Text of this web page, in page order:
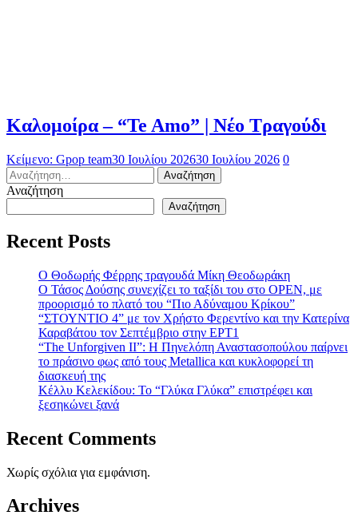
Καλομοίρα – “Te Amo” | Νέο Τραγούδι
Κείμενο: Gpop team30 Ιουλίου 202630 Ιουλίου 2026 0
Αναζήτηση
για:
Αναζήτηση
Αναζήτηση
Recent Posts
Ο Θοδωρής Φέρρης τραγουδά Μίκη Θεοδωράκη
Ο Τάσος Δούσης συνεχίζει το ταξίδι του στο OPEN, με
προορισμό το πλατό του “Πιο Αδύναμου Κρίκου”
“ΣΤΟΥΝΤΙΟ 4” με τον Χρήστο Φερεντίνο και την Κατερίνα
Καραβάτου τον Σεπτέμβριο στην ΕΡΤ1
“The Unforgiven II”: Η Πηνελόπη Αναστασοπούλου παίρνει
το πράσινο φως από τους Metallica και κυκλοφορεί τη
διασκευή της
Κέλλυ Κελεκίδου: Το “Γλύκα Γλύκα” επιστρέφει και
ξεσηκώνει ξανά
Recent Comments
Χωρίς σχόλια για εμφάνιση.
Archives